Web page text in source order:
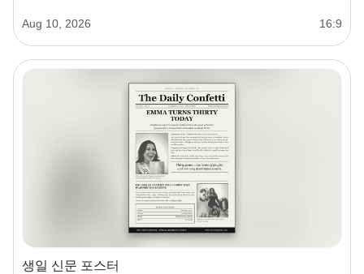
Aug 10, 2026 16:9
생일 신문 포스터